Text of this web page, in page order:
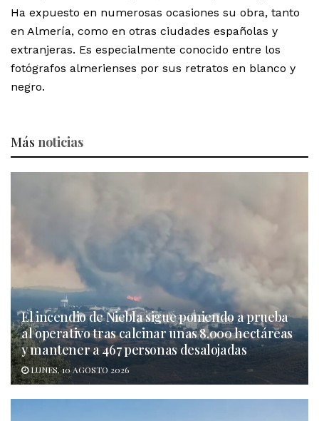
Ha expuesto en numerosas ocasiones su obra, tanto
en Almería, como en otras ciudades españolas y
extranjeras. Es especialmente conocido entre los
fotógrafos almerienses por sus retratos en blanco y
negro.
Más noticias
El incendio de Niebla sigue poniendo a prueba
al operativo tras calcinar unas 8.000 hectáreas
y mantener a 467 personas desalojadas
LUNES, 10 AGOSTO 2026